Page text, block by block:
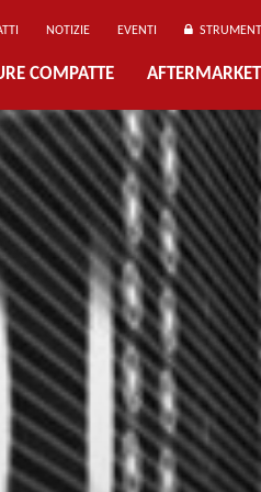
NOTIZIE EVENTI
COMPATTE AFTERMARKET